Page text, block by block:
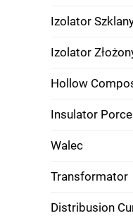
Izolator
Izolator
Hollow
Insulator
Walec
Transformator
Distribusion